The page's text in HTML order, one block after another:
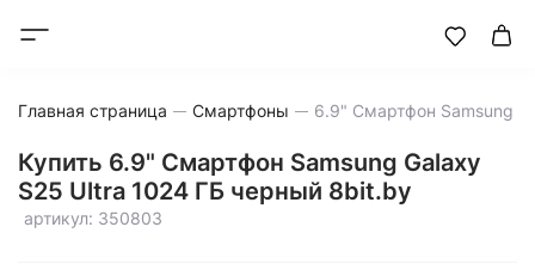
Главная страница Смартфоны
Купить 6.9" Смартфон Samsung Galaxy
S25 Ultra 1024 ГБ черный 8bit.by
артикул: 350803